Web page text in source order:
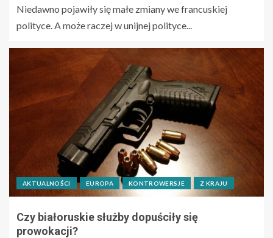
Niedawno pojawiły się małe zmiany we francuskiej
polityce. A może raczej w unijnej polityce...
AKTUALNOŚCI EUROPA KONTROWERSJE Z KRAJU
Czy białoruskie służby dopuściły się
prowokacji?